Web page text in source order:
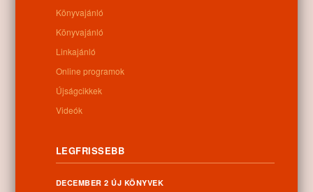
Nem található kapcsolódó anyag
Kategóriák: Egyéb
Információk
Könyvajánló
Könyvajánló
Linkajánló
Online programok
Újságcikkek
Videók
LEGFRISSEBB
DECEMBER 2 ÚJ KÖNYVEK